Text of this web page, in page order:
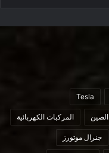
Tesla
الصين المركبات الكهربائية
جنرال موتورز